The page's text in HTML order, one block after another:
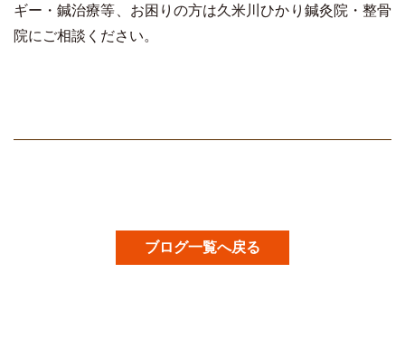
ギー・鍼治療等、お困りの方は久米川ひかり鍼灸院・整骨
院にご相談ください。
ブログ一覧へ戻る